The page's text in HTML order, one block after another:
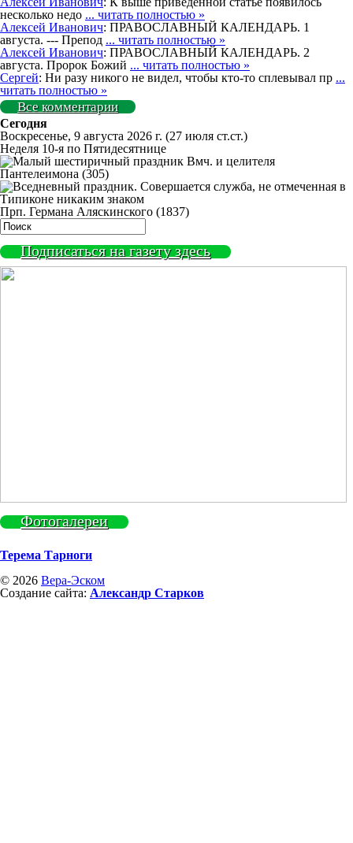
несколько недо ... читать полностью »
Алексей Иванович: ПРАВОСЛАВНЫЙ КАЛЕНДАРЬ. 1
августа. --- Препод ... читать полностью »
Алексей Иванович: ПРАВОСЛАВНЫЙ КАЛЕНДАРЬ. 2
августа. Пророк Божий ... читать полностью »
Сергей: Ни разу никого не видел, чтобы кто-то сплевывал пр ...
читать полностью »
Все комментарии
Сегодня
Воскресенье, 9 августа 2026 г. (27 июля ст.ст.)
Неделя 10-я по Пятидесятнице
Вмч. и целителя
Пантелеимона (305)
Прп. Германа Аляскинского (1837)
Подписаться на газету здесь
Фотогалереи
Терема Тарноги
© 2026 Вера-Эском
Создание сайта: Александр Старков